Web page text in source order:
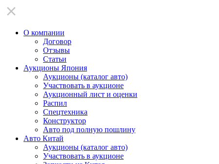
О компании
Договор
Отзывы
Статьи
Аукционы Япония
Аукционы (каталог авто)
Участвовать в аукционе
Аукционный лист и оценки
Распил
Спецтехника
Конструктор
Авто под полную пошлину
Авто Китай
Аукционы (каталог авто)
Участвовать в аукционе